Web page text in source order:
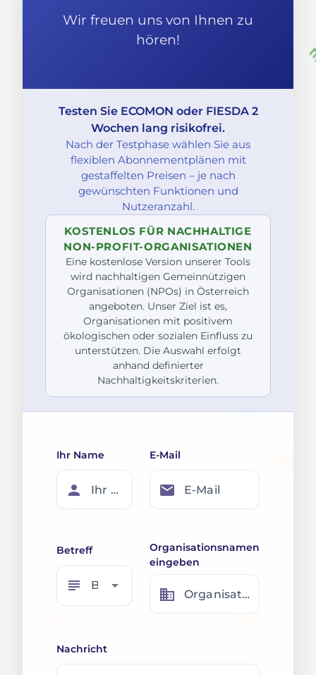
Wir freuen uns von Ihnen zu
hören!
Testen Sie ECOMON oder FIESDA 2
Wochen lang risikofrei.
Nach der Testphase wählen Sie aus
flexiblen Abonnementplänen mit
gestaffelten Preisen – je nach
gewünschten Funktionen und
Nutzeranzahl.
KOSTENLOS FÜR NACHHALTIGE
NON-PROFIT-ORGANISATIONEN
Eine kostenlose Version unserer Tools
wird nachhaltigen Gemeinnützigen
Organisationen (NPOs) in Österreich
angeboten. Unser Ziel ist es,
Organisationen mit positivem
ökologischen oder sozialen Einfluss zu
unterstützen. Die Auswahl erfolgt
anhand definierter
Nachhaltigkeitskriterien.
Ihr Name
person Ihr Name
E-Mail
email E-Mail
Betreff
subject arrow_drop_down
Organisationsnamen
eingeben
business Organisationsnamen
Nachricht